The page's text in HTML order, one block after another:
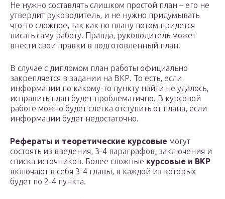
Не нужно составлять слишком простой план – его не
утвердит руководитель, и не нужно придумывать
что-то сложное, так как по плану потом придется
писать саму работу. Правда, руководитель может
внести свои правки в подготовленный план.
В случае с дипломом план работы официально
закрепляется в задании на ВКР. То есть, если
информации по какому-то пункту найти не удалось,
исправить план будет проблематично. В курсовой
работе можно будет слегка отступить от плана, если
информации будет недостаточно.
Рефераты и теоретические курсовые могут
состоять из введения, 3-4 параграфов, заключения и
списка источников. Более сложные курсовые и ВКР
включают в себя 3-4 главы, в каждой из которых
будет по 2-4 пункта.